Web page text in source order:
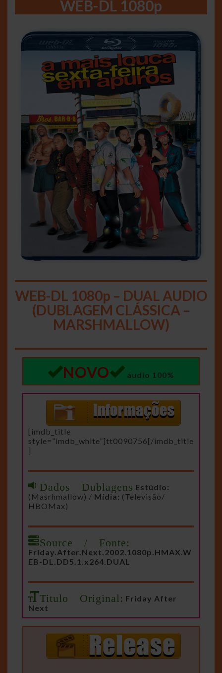
WEB-DL 1080p
WEB-DL 1080p – DUAL AUDIO
(DUBLAGEM CLÁSSICA –
MARSHMALLOW)
NOVO áudio 100%
[imdb_title
style=”imdb_white”]tt0090756[/imdb_title
]
Dados Dublagens Estúdio:
(Masrhmallow) / Mídia: (Televisão/
HBOMax)
Source / Fonte:
Friday.After.Next.2002.1080p.HMAX.W
EB-DL.DD5.1.x264.DUAL
Titulo Original: Friday After
Next